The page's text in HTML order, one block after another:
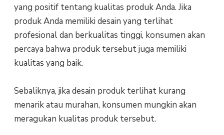
yang positif tentang kualitas produk Anda. Jika
produk Anda memiliki desain yang terlihat
profesional dan berkualitas tinggi, konsumen akan
percaya bahwa produk tersebut juga memiliki
kualitas yang baik.
Sebaliknya, jika desain produk terlihat kurang
menarik atau murahan, konsumen mungkin akan
meragukan kualitas produk tersebut.